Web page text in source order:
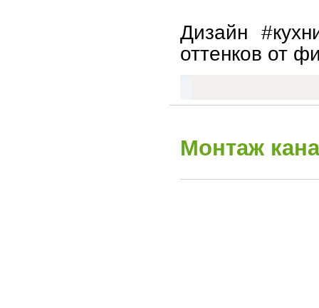
Дизайн
оттенков от
Монтаж